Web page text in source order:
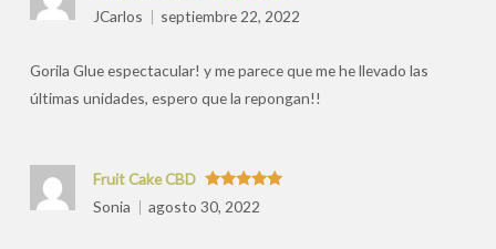
Valorado
con5de 5
JCarlos
septiembre 22, 2022
Gorila Glue espectacular! y me parece que me he llevado las
últimas unidades, espero que la repongan!!
Valorado
con5de 5
Fruit Cake CBD
Sonia
agosto 30, 2022